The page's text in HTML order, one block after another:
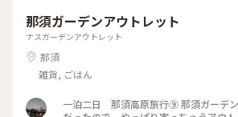
那須ガーデンアウトレット
ナスガーデンアウトレット
那須
雑貨, ごはん
一泊二日 那須高原旅行⑨ 那須ガーデンアウトレット✨️ 近く